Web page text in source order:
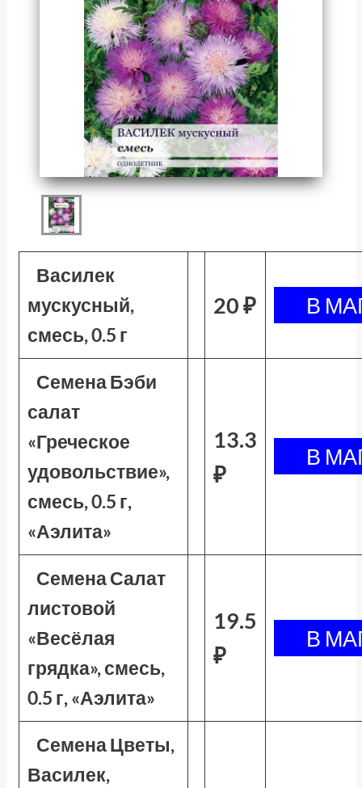
Василек
мускусный,
смесь, 0.5 г
20 ₽
Семена Бэби
салат
«Греческое
удовольствие»,
смесь, 0.5 г,
«Аэлита»
13.3
₽
Семена Салат
листовой
«Весёлая
грядка», смесь,
0.5 г, «Аэлита»
19.5
₽
Семена Цветы,
Василек,